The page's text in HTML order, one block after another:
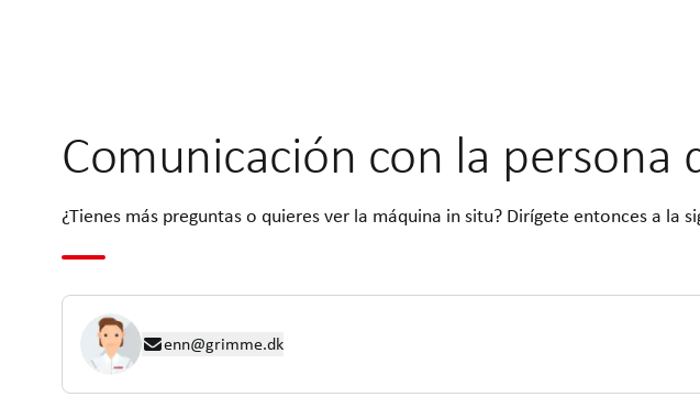
Comunicación con la persona
¿Tienes más preguntas o quieres ver la máquina in situ? Dirígete entonces a la
enn@grimme.dk